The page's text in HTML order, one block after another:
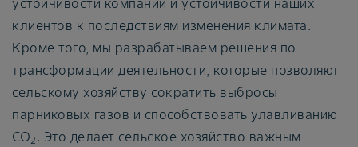
клиентов к последствиям изменения климата.
Кроме того, мы разрабатываем решения по
трансформации деятельности, которые позволяют
сельскому хозяйству сократить выбросы
парниковых газов и способствовать улавливанию
CO2 . Это делает сельское хозяйство важным